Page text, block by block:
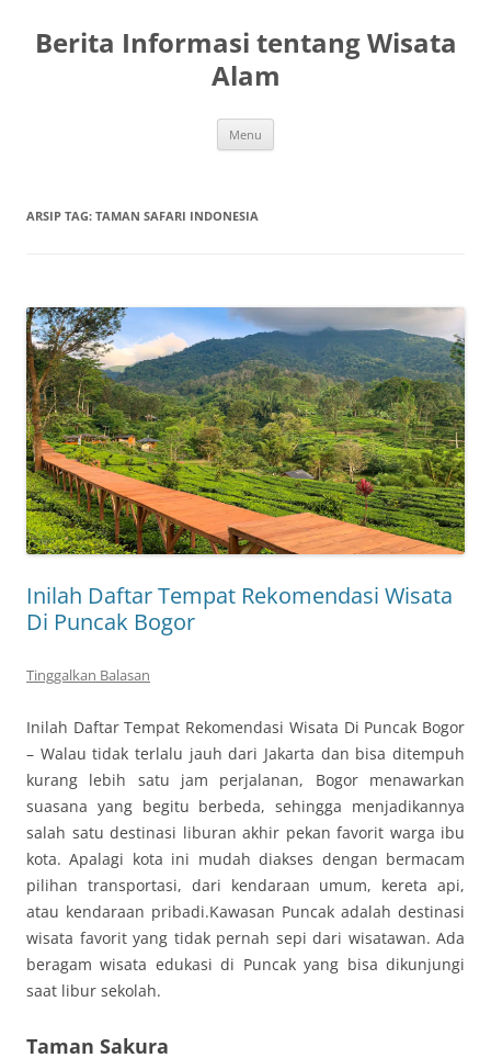
Berita Informasi tentang Wisata
Alam
Menu
ARSIP TAG: TAMAN SAFARI INDONESIA
Inilah Daftar Tempat Rekomendasi Wisata
Di Puncak Bogor
Tinggalkan Balasan
Inilah Daftar Tempat Rekomendasi Wisata Di Puncak Bogor
– Walau tidak terlalu jauh dari Jakarta dan bisa ditempuh
kurang lebih satu jam perjalanan, Bogor menawarkan
suasana yang begitu berbeda, sehingga menjadikannya
salah satu destinasi liburan akhir pekan favorit warga ibu
kota. Apalagi kota ini mudah diakses dengan bermacam
pilihan transportasi, dari kendaraan umum, kereta api,
atau kendaraan pribadi.Kawasan Puncak adalah destinasi
wisata favorit yang tidak pernah sepi dari wisatawan. Ada
beragam wisata edukasi di Puncak yang bisa dikunjungi
saat libur sekolah.
Taman Sakura